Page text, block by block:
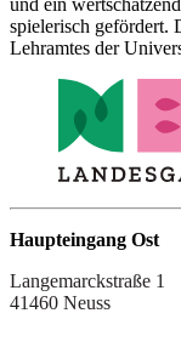
spielerisch gefördert.
Lehramtes der
Haupteingang Ost
Langemarckstraße 1
41460 Neuss